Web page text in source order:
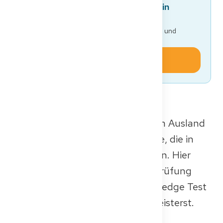
Bereit für deine Karriere als Arzt in
Vollständiger Fahrplan, FSP/KP-Simulationen und
Dieser Leitfaden richtet sich an im Ausland
ausgebildete Ärztinnen und Ärzte, die in
Deutschland praktizieren möchten. Hier
erfährst du, wie du die Kenntnisprüfung
(auch als Wissenstest oder Knowledge Test
bezeichnet) Schritt für Schritt meisterst.